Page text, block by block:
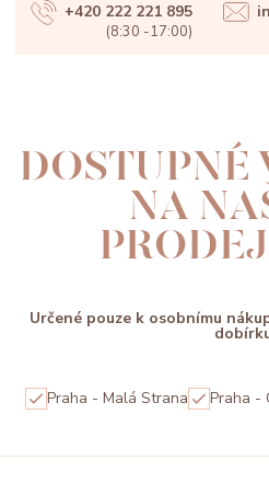
+420 222 221 895
(8:30 -17:00)
DOSTUPNÉ
NA
Určené pouze k osobnímu
Praha - Malá Strana Praha -